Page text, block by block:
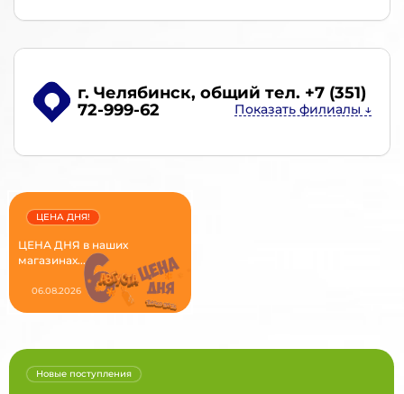
г. Челябинск, общий тел. +7 (351)
72-999-62
ЦЕНА ДНЯ в наших
магазинах...
ЦЕНА ДНЯ!
06.08.2026
Новые поступления